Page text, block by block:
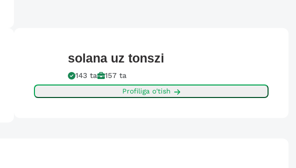
solana uz tonszi
143 ta 157 ta
Profiliga o'tish